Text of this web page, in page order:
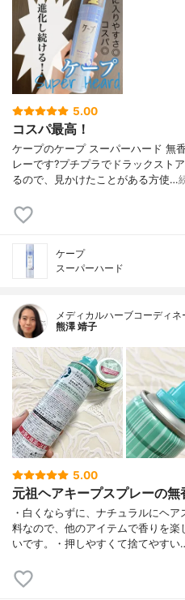
5.00
コスパ最高！
ケープのケープ スーパーハード 無
レーです?プチプラでドラックスト
るので、見かけたことがある方使…
ケープ
スーパーハード
メディカルハーブコーディ
熊澤 靖子
5.00
元祖ヘアキープスプレーの無
・白くならずに、ナチュラルにヘ
料なので、他のアイテムで香りを
いです。・押しやすくて捨てやすい